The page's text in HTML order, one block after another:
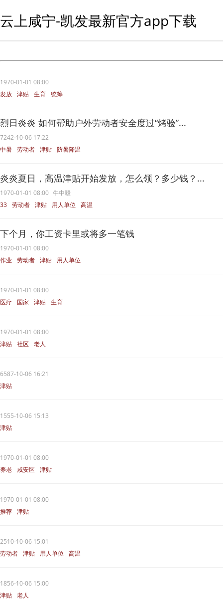
云上咸宁-凯发最新官方app下载
1970-01-01 08:00
发放 津贴 生育 统筹
烈日炎炎 如何帮助户外劳动者安全度过“烤验”...
7242-10-06 17:22
中暑 劳动者 津贴 防暑降温
炎炎夏日，高温津贴开始发放，怎么领？多少钱？...
1970-01-01 08:00 牛中毅
33 劳动者 津贴 用人单位 高温
下个月，你工资卡里或将多一笔钱
1970-01-01 08:00
作业
劳动者 津贴
用人单位
1970-01-01 08:00
医疗
国家 津贴 生育
1970-01-01 08:00
津贴 社区 老人
6587-10-06 16:21
津贴
1555-10-06 15:13
津贴
1970-01-01 08:00
养老
咸安区 津贴
1970-01-01 08:00
推荐 津贴
2510-10-06 15:01
劳动者 津贴 用人单位 高温
1856-10-06 15:00
津贴 老人